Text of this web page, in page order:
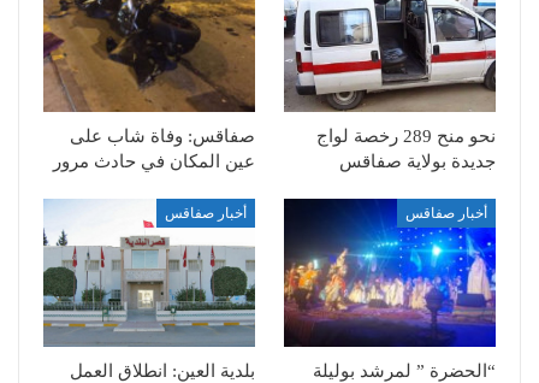
نحو منح 289 رخصة لواج
جديدة بولاية صفاقس
صفاقس: وفاة شاب على
عين المكان في حادث مرور
أخبار صفاقس
“الحضرة ” لمرشد بوليلة
أخبار صفاقس
بلدية العين: انطلاق العمل